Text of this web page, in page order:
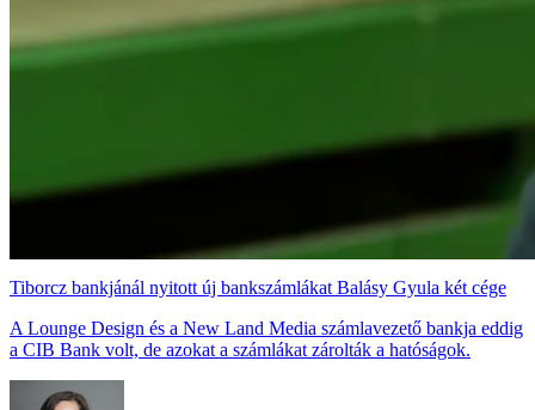
Tiborcz bankjánál nyitott új bankszámlákat Balásy Gyula két cége
A Lounge Design és a New Land Media számlavezető bankja eddig
a CIB Bank volt, de azokat a számlákat zárolták a hatóságok.